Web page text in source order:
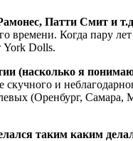
Патти Смит и
Когда пару
York Dolls.
(насколько я
и
(Оренбург,
таким каким